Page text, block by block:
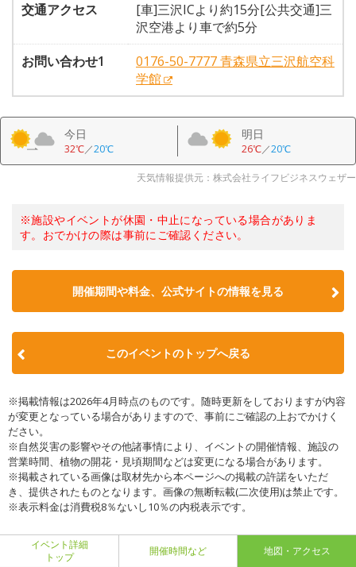
交通アクセス
[車]三沢ICより約15分[公共交通]三
沢空港より車で約5分
お問い合わせ1
0176-50-7777 青森県立三沢航空科
学館
今日
32℃／20℃
明日
26℃／20℃
天気情報提供元：株式会社ライフビジネスウェザー
※施設やイベントが休園・中止になっている場合がありま
す。おでかけの際は事前にご確認ください。
開催期間や料金、公式サイトの情報を見る
このイベントのトップへ戻る
※掲載情報は2026年4月時点のものです。随時更新をしておりますが内容
が変更となっている場合がありますので、事前にご確認の上おでかけく
ださい。
※自然災害の影響やその他諸事情により、イベントの開催情報、施設の
営業時間、植物の開花・見頃期間などは変更になる場合があります。
※掲載されている画像は取材先から本ページへの掲載の許諾をいただ
き、提供されたものとなります。画像の無断転載(二次使用)は禁止です。
※表示料金は消費税8％ないし10％の内税表示です。
イベント詳細
トップ
開催時間など 地図・アクセス